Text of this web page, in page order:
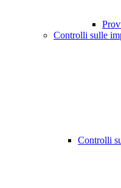
Controlli sulle
Controlli